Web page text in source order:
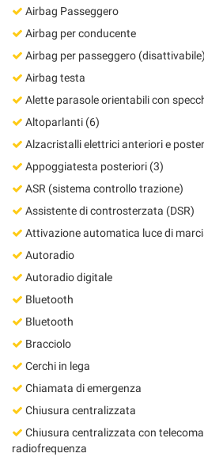
Airbag Passeggero
Airbag per conducente
Airbag per passeggero (disattivabile)
Airbag testa
Alette parasole orientabili con
Altoparlanti (6)
Alzacristalli elettrici anteriori e
Appoggiatesta posteriori (3)
ASR (sistema controllo trazione)
Assistente di controsterzata (DSR)
Attivazione automatica luce di
Autoradio
Autoradio digitale
Bluetooth
Bluetooth
Bracciolo
Cerchi in lega
Chiamata di emergenza
Chiusura centralizzata
Chiusura centralizzata con
radiofrequenza